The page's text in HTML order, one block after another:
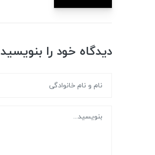
دیدگاه خود را بنویسید